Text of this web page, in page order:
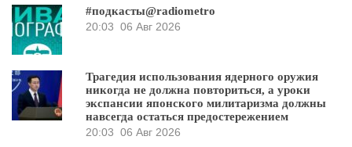
#подкасты@radiometro
20:03 06 Авг 2026
Трагедия использования ядерного оружия
никогда не должна повториться, а уроки
экспансии японского милитаризма должны
навсегда остаться предостережением
20:03 06 Авг 2026